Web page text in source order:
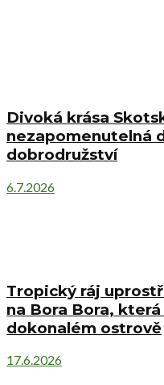
Divoká krása
nezapomenutelná
dobrodružství
6.7.2026
Tropický ráj
na Bora Bora,
dokonalém ostrově
17.6.2026